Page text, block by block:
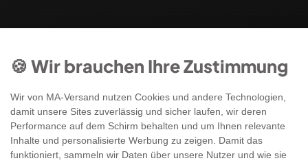
🍪 Wir brauchen Ihre Zustimmung
Wir von MA-Versand nutzen Cookies und andere Technologien,
damit unsere Sites zuverlässig und sicher laufen, wir deren
Performance auf dem Schirm behalten und um Ihnen relevante
Inhalte und personalisierte Werbung zu zeigen. Damit das
funktioniert, sammeln wir Daten über unsere Nutzer und wie sie
Newsletter Anmeldung